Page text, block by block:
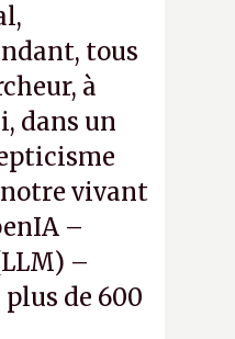
tous
à
dans un
notre vivant
–
–
de 600